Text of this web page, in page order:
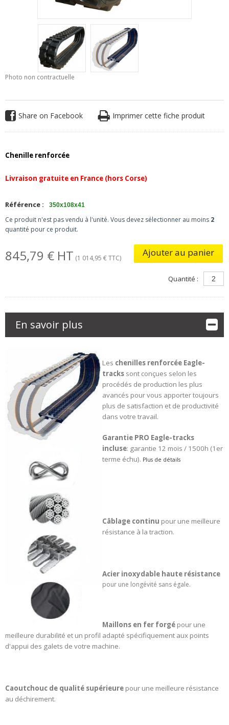
Photo non contractuelle
Share on Facebook Imprimer cette fiche produit
Chenille renforcée
Livraison gratuite en France (hors Corse)
Référence : 350x108x41
Ce produit n'est pas vendu à l'unité. Vous devez sélectionner au moins 2
quantité pour ce produit.
845,79 € HT (1 014,95 € TTC) Ajouter au panier
Quantité :
En savoir plus
Les chenilles renforcée Eagle-
trackssont conçues selon les
procédés de production les plus
avancés pour vous apporter toujours
plus de satisfaction et de productivité
dans votre travail.
Garantie PRO Eagle-tracks
incluse: garantie 12 mois / 1500h (1er
terme échu). Plus de détails
Câblage continu pour une meilleure
résistance à la traction.
Acier inoxydable haute résistance
pour une longévité sans égale.
Maillons en fer forgépour une
meilleure durabilité et un profil adapté spécifiquement aux points
d'appui des galets de votre machine.
Caoutchouc de qualité supérieurepour une meilleure résistance
au déchirement.